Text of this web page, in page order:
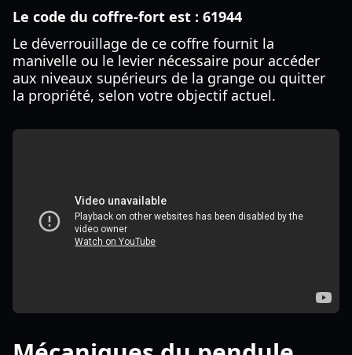
Le code du coffre-fort est : 61944
Le déverrouillage de ce coffre fournit la
manivelle ou le levier nécessaire pour accéder
aux niveaux supérieurs de la grange ou quitter
la propriété, selon votre objectif actuel.